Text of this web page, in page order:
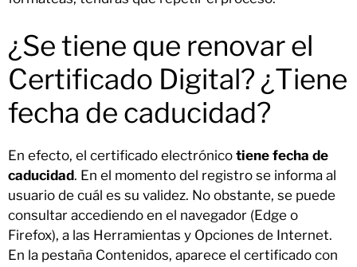
¿Se tiene que renovar el
Certificado Digital? ¿Tiene
fecha de caducidad?
En efecto, el certificado electrónico tiene fecha de
caducidad. En el momento del registro se informa al
usuario de cuál es su validez. No obstante, se puede
consultar accediendo en el navegador (Edge o
Firefox), a las Herramientas y Opciones de Internet.
En la pestaña Contenidos, aparece el certificado con